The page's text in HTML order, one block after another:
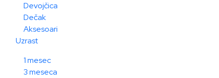
Devojčica
Dečak
Aksesoari
Uzrast
1 mesec
3 meseca